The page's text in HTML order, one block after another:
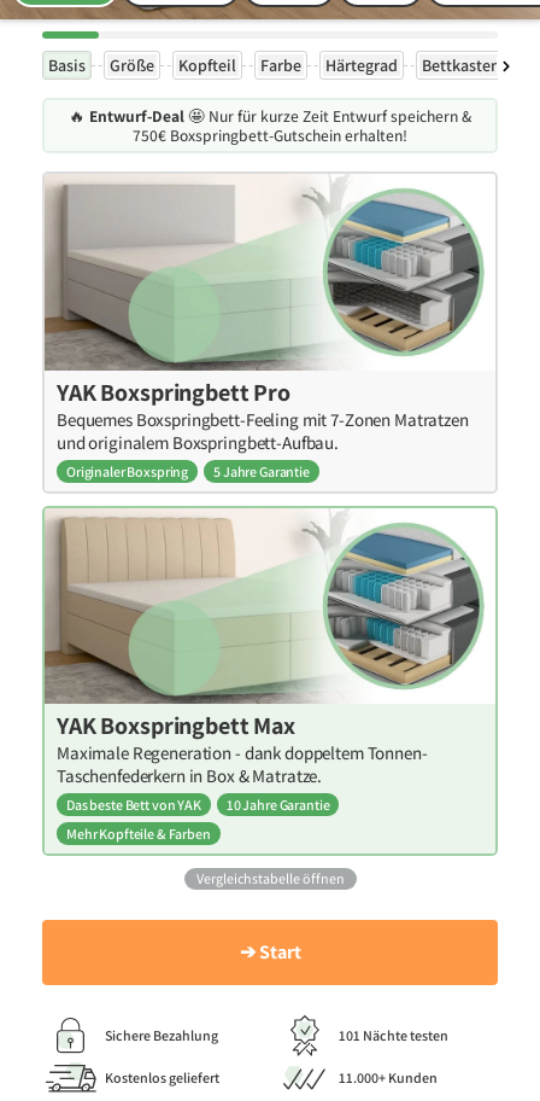
Basis Größe Kopfteil Farbe Härtegrad Bettkasten
🔥 Entwurf-Deal🤩 Nur für kurze Zeit Entwurf speichern &
750€ Boxspringbett-Gutschein erhalten!
YAK Boxspringbett Pro
Bequemes Boxspringbett-Feeling mit 7-Zonen Matratzen
und originalem Boxspringbett-Aufbau.
Originaler Boxspring 5 Jahre Garantie
YAK Boxspringbett Max
Maximale Regeneration - dank doppeltem Tonnen-
Taschenfederkern in Box & Matratze.
Das beste Bett von YAK
10 Jahre Garantie
Mehr Kopfteile & Farben
Vergleichstabelle öffnen
➔ Start
Sichere Bezahlung 101 Nächte testen
Kostenlos geliefert 11.000+ Kunden